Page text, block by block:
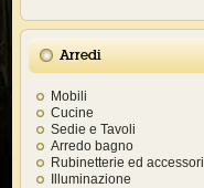
Arredi
Mobili
Cucine
Sedie e Tavoli
Arredo bagno
Rubinetterie ed accessori
Illuminazione